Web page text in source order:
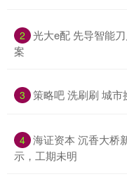
2 光大e配 先导智能
案
3 策略吧 洗刷刷 城市
4 海证资本 沉香大桥
示，工期未明